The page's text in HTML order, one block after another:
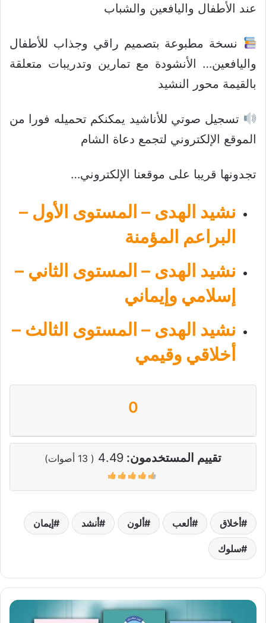
عند الأطفال واليافعين والشباب
نسخة مطبوعة بتصميم راقي وجذاب للأطفال
واليافعين… الأنشودة مع تمارين وتدريبات متعلقة
بالقيمة محور النشيد
تسجيل صوتي للأناشيد يمكنكم تحميله فورا من
الموقع الإلكتروني لتجمع دعاة الشام
تجدونها قريبا على موقعنا الإلكتروني…
نشيد الهدى – المستوى الأول –
البراعم المؤمنة
نشيد الهدى – المستوى الثاني –
إسلامي وإيماني
نشيد الهدى – المستوى الثالث –
أخلاقي وقيمي
0
تقييم المستخدمون: 4.49
(
13 أصوات)
أخلاق ألعب ألون أنشد إيمان
سلوك
سلوكيات